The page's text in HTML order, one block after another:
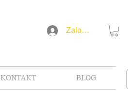
Zaloguj się
KONTAKT BLOG